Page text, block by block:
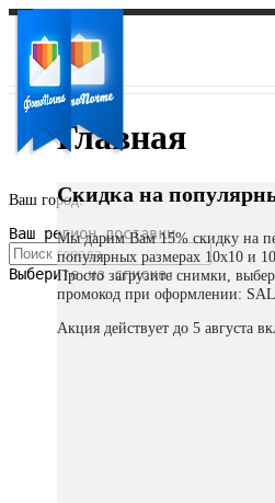
Ваш город:
Ваш регион доставки
Выберите из списка:
Главная
Скидка на
Мы дарим Вам 15% скидку на
популярных размерах 10х10 и
Просто загрузите снимки,
промокод при оформлении:
Акция действует до 5 августа